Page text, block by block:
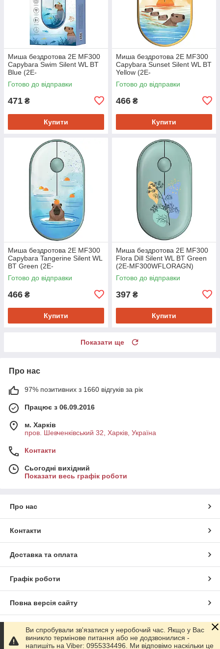
Миша бездротова 2E MF300
Capybara Swim Silent WL BT
Blue (2E-
MF300WCAPIBARABL)
Готово до відправки
471 ₴
Купити
Миша бездротова 2E MF300
Capybara Sunset Silent WL BT
Yellow (2E-
MF300WCAPIBARAYW)
Готово до відправки
466 ₴
Купити
Миша бездротова 2E MF300
Capybara Tangerine Silent WL
BT Green (2E-
MF300WCAPIBARAGN)
Готово до відправки
466 ₴
Купити
Миша бездротова 2E MF300
Flora Dill Silent WL BT Green
(2E-MF300WFLORAGN)
Готово до відправки
397 ₴
Купити
Показати ще
Про нас
97% позитивних з 1660 відгуків за рік
Працює з 06.09.2016
м. Харків
пров. Шевченківський 32, Харків, Україна
Контакти
Сьогодні вихідний
Показати весь графік роботи
Про нас
Контакти
Доставка та оплата
Графік роботи
Повна версія сайту
Сайт створено на маркетплейсі Prom.ua
Ви спробували зв'язатися у неробочий час. Якщо у Вас
виникло термінове питання або не додзвонилися -
напишіть на Viber: 0955334496. Ми відповімо наскільки це